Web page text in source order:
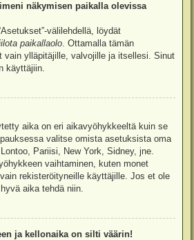
näkymisen paikalla olevissa
välilehdellä, löydät
paikallaolo. Ottamalla tämän
vain ylläpitäjille, valvojille ja itsellesi. Sinut
käyttäjiin.
aika on eri aikavyöhykkeeltä kuin se
valitse omista asetuksista oma
Pariisi, New York, Sidney, jne.
vaihtaminen, kuten monet
rekisteröityneille käyttäjille. Jos et ole
aika tehdä niin.
ja kellonaika on silti väärin!